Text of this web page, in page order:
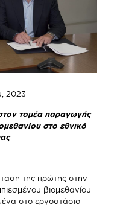
2023
τομέα παραγωγής
στο εθνικό
της πρώτης στην
βιομεθανίου
στο εργοστάσιο